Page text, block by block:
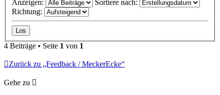
Anzeigen:
Sortiere nach:
Richtung:
4 Beiträge • Seite 1 von 1
Zurück zu „Feedback / MeckerEcke“
Gehe zu